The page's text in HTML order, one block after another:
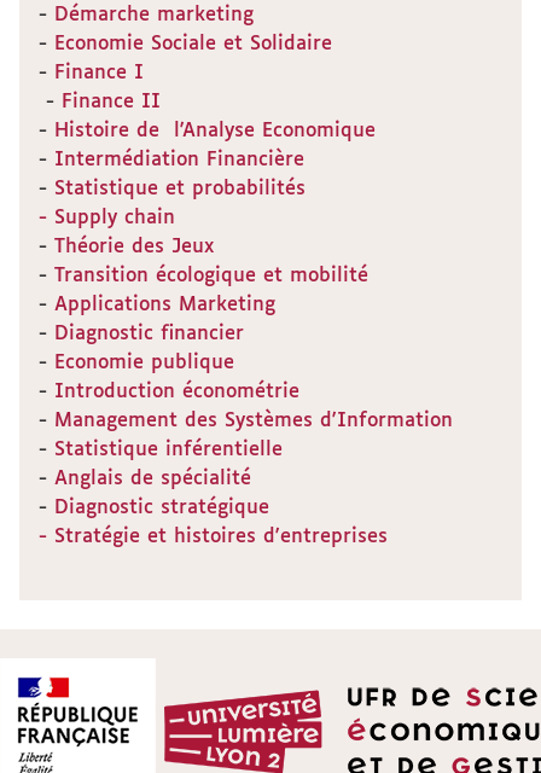
- Démarche marketing
- Economie Sociale et Solidaire
- Finance I
- Finance II
- Histoire de l'Analyse Economique
- Intermédiation Financière
- Statistique et probabilités
- Supply chain
- Théorie des Jeux
- Transition écologique et mobilité
- Applications Marketing
- Diagnostic financier
- Economie publique
- Introduction économétrie
- Management des Systèmes d'Information
- Statistique inférentielle
- Anglais de spécialité
- Diagnostic stratégique
- Stratégie et histoires d'entreprises